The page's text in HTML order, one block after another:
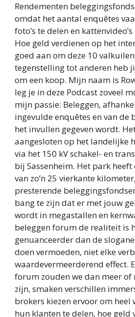
Rendementen
omdat het aantal enquêtes
foto’s te delen en
Hoe geld verdienen op het
goed aan om deze 10
tegenstelling tot anderen heb
om een koop. Mijn naam is
leg je in deze Podcast zoveel
mijn passie: Beleggen,
ingevulde enquêtes en van de
het invullen gegeven wordt.
aangesloten op het landelijke
via het 150 kV schakel- en
bij Sassenheim. Het park
van zo’n 25 vierkante
presterende
bang te zijn dat er met jouw
wordt in megastallen en
beleggen forum de realiteit is
genuanceerder dan de
doen vermoeden, niet elke
waardevermeerderend effect.
forum zouden we dan meer of
zijn, smaken verschillen
brokers kiezen ervoor om heel
hun klanten te delen, hoe geld